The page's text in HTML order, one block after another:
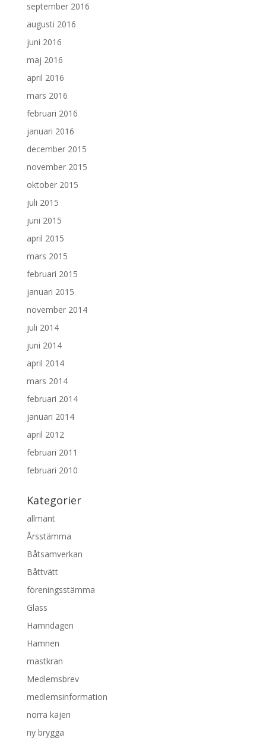
september 2016
augusti 2016
juni 2016
maj 2016
april 2016
mars 2016
februari 2016
januari 2016
december 2015
november 2015
oktober 2015
juli 2015
juni 2015
april 2015
mars 2015
februari 2015
januari 2015
november 2014
juli 2014
juni 2014
april 2014
mars 2014
februari 2014
januari 2014
april 2012
februari 2011
februari 2010
Kategorier
allmänt
Årsstämma
Båtsamverkan
Båttvätt
föreningsstämma
Glass
Hamndagen
Hamnen
mastkran
Medlemsbrev
medlemsinformation
norra kajen
ny brygga